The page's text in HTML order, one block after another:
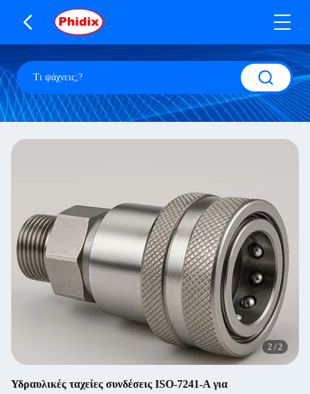
2 /2
Υδραυλικές ταχείες συνδέσεις ISO-7241-A για